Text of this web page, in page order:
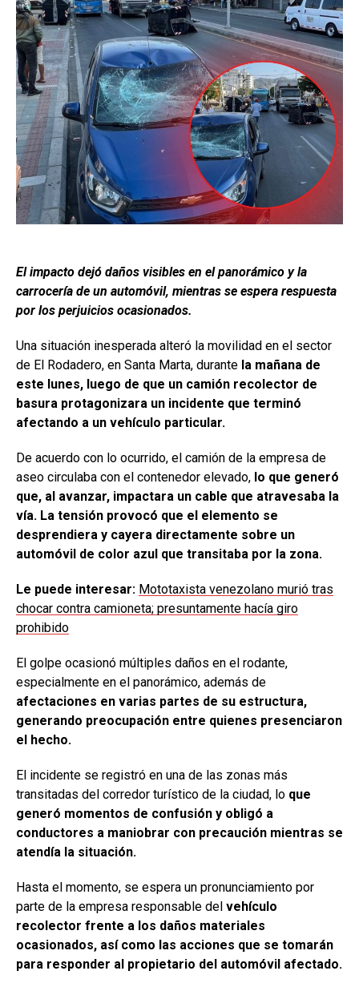
El impacto dejó daños visibles en el panorámico y la
carrocería de un automóvil, mientras se espera respuesta
por los perjuicios ocasionados.
Una situación inesperada alteró la movilidad en el sector
de El Rodadero, en Santa Marta, durante la mañana de
este lunes, luego de que un camión recolector de
basura protagonizara un incidente que terminó
afectando a un vehículo particular.
De acuerdo con lo ocurrido, el camión de la empresa de
aseo circulaba con el contenedor elevado, lo que generó
que, al avanzar, impactara un cable que atravesaba la
vía. La tensión provocó que el elemento se
desprendiera y cayera directamente sobre un
automóvil de color azul que transitaba por la zona.
Le puede interesar: Mototaxista venezolano murió tras
chocar contra camioneta; presuntamente hacía giro
prohibido
El golpe ocasionó múltiples daños en el rodante,
especialmente en el panorámico, además de
afectaciones en varias partes de su estructura,
generando preocupación entre quienes presenciaron
el hecho.
El incidente se registró en una de las zonas más
transitadas del corredor turístico de la ciudad, lo que
generó momentos de confusión y obligó a
conductores a maniobrar con precaución mientras se
atendía la situación.
Hasta el momento, se espera un pronunciamiento por
parte de la empresa responsable del vehículo
recolector frente a los daños materiales
ocasionados, así como las acciones que se tomarán
para responder al propietario del automóvil afectado.